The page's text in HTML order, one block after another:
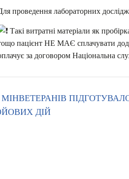
проведення лабораторних
Такі витратні матеріали як
пацієнт НЕ МАЄ сплачувати
за договором Національна
МІНВЕТЕРАНІВ
ДІЙ